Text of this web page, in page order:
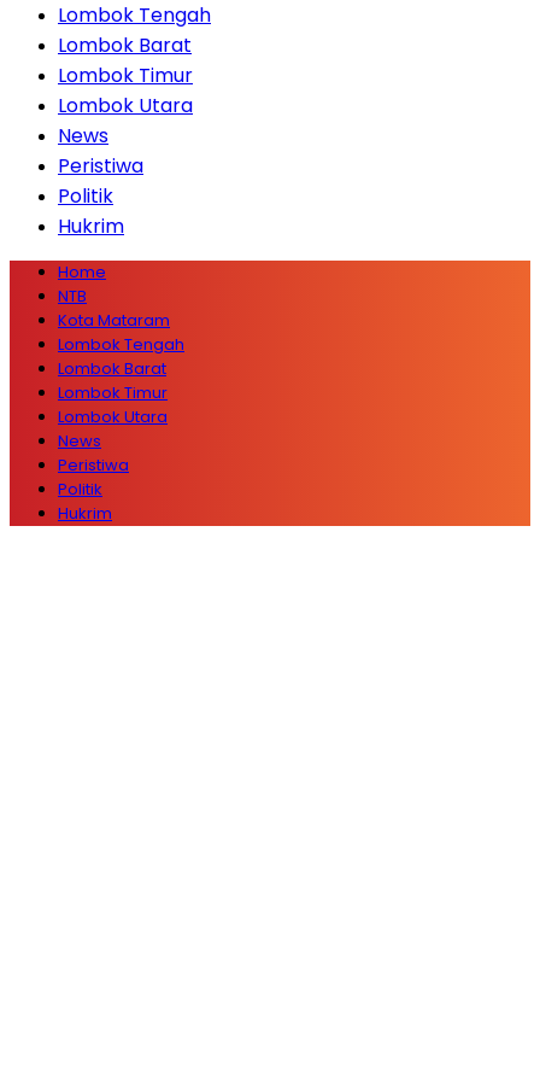
Lombok Tengah
Lombok Barat
Lombok Timur
Lombok Utara
News
Peristiwa
Politik
Hukrim
Home
NTB
Kota Mataram
Lombok Tengah
Lombok Barat
Lombok Timur
Lombok Utara
News
Peristiwa
Politik
Hukrim